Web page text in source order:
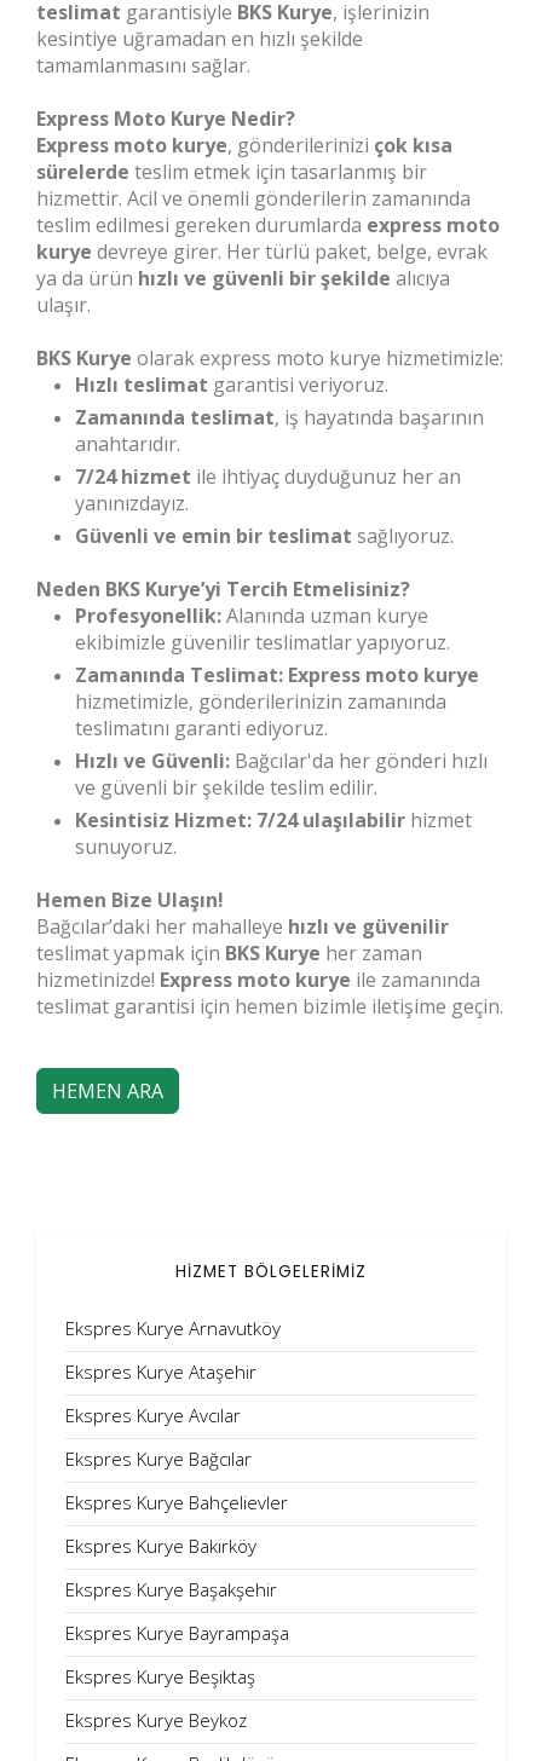
teslimat garantisiyle BKS Kurye, işlerinizin
kesintiye uğramadan en hızlı şekilde
tamamlanmasını sağlar.
Express Moto Kurye Nedir?
Express moto kurye, gönderilerinizi çok kısa
sürelerde teslim etmek için tasarlanmış bir
hizmettir. Acil ve önemli gönderilerin zamanında
teslim edilmesi gereken durumlarda express moto
kurye devreye girer. Her türlü paket, belge, evrak
ya da ürün hızlı ve güvenli bir şekilde alıcıya
ulaşır.
BKS Kurye olarak express moto kurye hizmetimizle:
Hızlı teslimat garantisi veriyoruz.
Zamanında teslimat, iş hayatında başarının
anahtarıdır.
7/24 hizmet ile ihtiyaç duyduğunuz her an
yanınızdayız.
Güvenli ve emin bir teslimat sağlıyoruz.
Neden BKS Kurye’yi Tercih Etmelisiniz?
Profesyonellik:Alanında uzman kurye
ekibimizle güvenilir teslimatlar yapıyoruz.
Zamanında Teslimat: Express moto kurye
hizmetimizle, gönderilerinizin zamanında
teslimatını garanti ediyoruz.
Hızlı ve Güvenli: Bağcılar'da her gönderi hızlı
ve güvenli bir şekilde teslim edilir.
Kesintisiz Hizmet: 7/24 ulaşılabilir hizmet
sunuyoruz.
Hemen Bize Ulaşın!
Bağcılar’daki her mahalleye hızlı ve güvenilir
teslimat yapmak için BKS Kurye her zaman
hizmetinizde! Express moto kurye ile zamanında
teslimat garantisi için hemen bizimle iletişime geçin.
HEMEN ARA
HİZMET BÖLGELERİMİZ
Ekspres Kurye Arnavutköy
Ekspres Kurye Ataşehir
Ekspres Kurye Avcılar
Ekspres Kurye Bağcılar
Ekspres Kurye Bahçelievler
Ekspres Kurye Bakırköy
Ekspres Kurye Başakşehir
Ekspres Kurye Bayrampaşa
Ekspres Kurye Beşiktaş
Ekspres Kurye Beykoz